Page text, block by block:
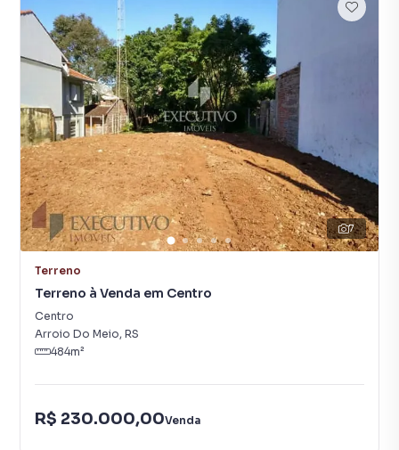
7
Terreno
Terreno à Venda em Centro
Centro
Arroio Do Meio, RS
484m²
R$ 230.000,00Venda